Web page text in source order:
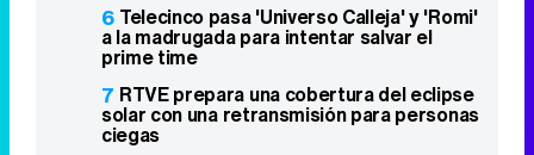
6 Telecinco pasa 'Universo Calleja' y 'Romi'
a la madrugada para intentar salvar el
prime time
7 RTVE prepara una cobertura del eclipse
solar con una retransmisión para personas
ciegas